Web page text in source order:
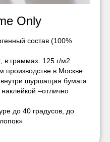
Only
состав (100%
в граммах: 125 г/м2
производстве в Москве
внутри шуршащая бумага
–отлично
до 40 градусов, до